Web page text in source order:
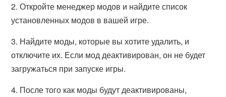
2. Откройте менеджер модов и найдите список
установленных модов в вашей игре.
3. Найдите моды, которые вы хотите удалить, и
отключите их. Если мод деактивирован, он не будет
загружаться при запуске игры.
4. После того как моды будут деактивированы,